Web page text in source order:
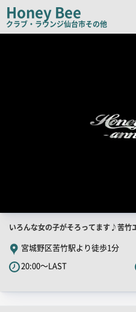
コ
ピ
Honey Bee
クラブ・ラウンジ仙台市その他
店
店
舗
PR
キ
いろんな女の子がそろってます♪苦竹
宮城野区苦竹駅より徒歩1分
20:00～LAST